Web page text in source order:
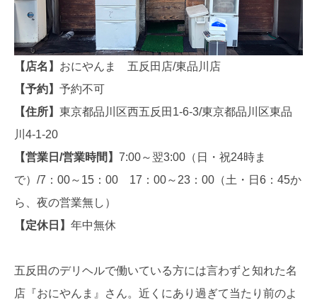
【店名】 おにやんま 五反田店/東品川店
【予約】 予約不可
【住所】 東京都品川区西五反田1-6-3/東京都品川区東品
川4-1-20
【営業日/営業時間】 7:00～翌3:00（日・祝24時ま
で）/7：00～15：00 17：00～23：00（土・日6：45か
ら、夜の営業無し）
【定休日】 年中無休
五反田のデリヘルで働いている方には言わずと知れた名
店『おにやんま』さん。近くにあり過ぎて当たり前のよ